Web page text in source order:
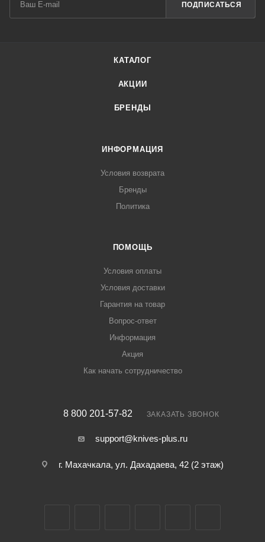
ПОДПИСАТЬСЯ
КАТАЛОГ
АКЦИИ
БРЕНДЫ
ИНФОРМАЦИЯ
Условия возврата
Бренды
Политика
ПОМОЩЬ
Условия оплаты
Условия доставки
Гарантия на товар
Вопрос-ответ
Информация
Акция
Как начать сотрудничество
8 800 201-57-82 ЗАКАЗАТЬ ЗВОНОК
support@knives-plus.ru
г. Махачкала, ул. Дахадаева, 42 (2 этаж)